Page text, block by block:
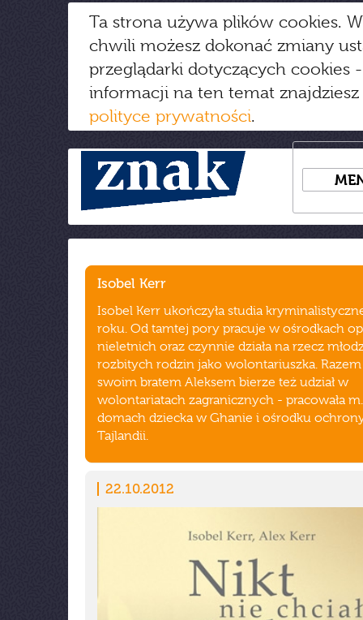
Ta strona używa plików cookies.
chwili możesz dokonać zmiany
przeglądarki dotyczących cookies
informacji na ten temat
polityce prywatności.
Isobel Kerr
Isobel Kerr ukończyła studia
roku. Od tamtej pory pracuje w ośrodkach
nieletnich oraz czynnie działa na rzecz
rozbitych rodzin jako wolontariuszka.
swoim bratem Aleksem bierze też udział w
wolontariatach zagranicznych - pracowała
domach dziecka w Ghanie i ośrodku
Tajlandii.
22.10.2012